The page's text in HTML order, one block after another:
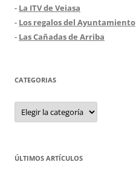
- La ITV de Veiasa
- Los regalos del Ayuntamiento
- Las Cañadas de Arriba
CATEGORIAS
Categorias
ÚLTIMOS ARTÍCULOS